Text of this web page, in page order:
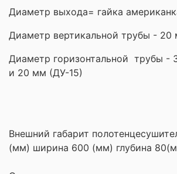
Диаметр выхода= гайка
Диаметр вертикальной трубы - 20
Диаметр горизонтальной трубы -
и 20 мм (ДУ-15)
Внешний габарит
(мм) ширина 600 (мм) глубина